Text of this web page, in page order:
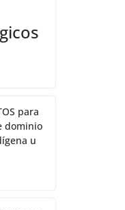
para
dominio
u